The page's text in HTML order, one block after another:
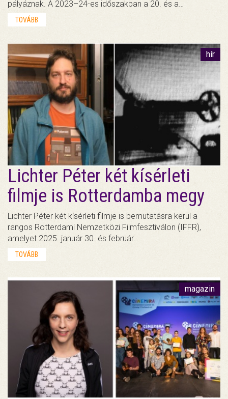
pályáznak. A 2023–24-es időszakban a 20. és a…
TOVÁBB
hír
Lichter Péter két kísérleti
filmje is Rotterdamba megy
Lichter Péter két kísérleti filmje is bemutatásra kerül a
rangos Rotterdami Nemzetközi Filmfesztiválon (IFFR),
amelyet 2025. január 30. és február…
TOVÁBB
magazin